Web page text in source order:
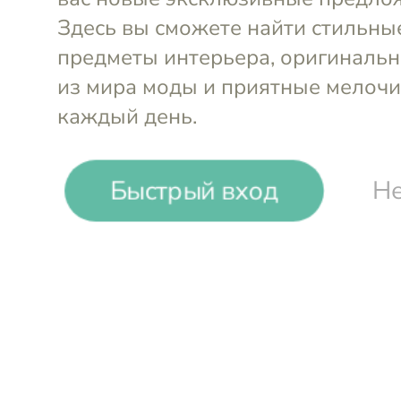
Быстрый вход
26%
Набор тарелок квадратных (6
Trinacria, 24х24 см
Excelsa
Войти и смотреть
Вы всегда сможете видеть